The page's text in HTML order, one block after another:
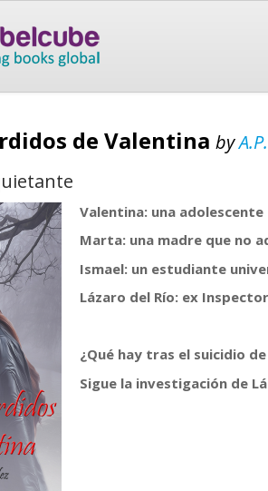
de Valentina by
Valentina: una
Marta: una madre que no
Ismael: un estudiante
Lázaro del Río: ex
¿Qué hay tras el suicidio
Sigue la investigación de